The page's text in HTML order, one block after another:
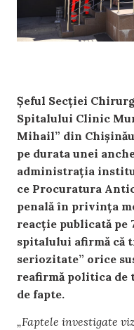
Șeful Secției
Spitalului Clinic
Mihail” din
pe durata unei
administrația
ce Procuratura
penală în privința
reacție publicată pe
spitalului afirmă că
seriozitate” orice
reafirmă politica de
de fapte.
„Faptele investigate